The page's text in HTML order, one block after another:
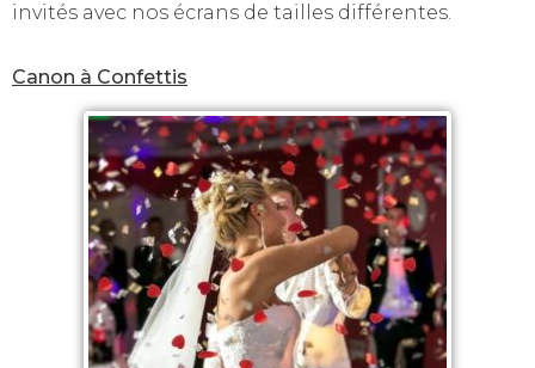
invités avec nos écrans de tailles différentes.
Canon à Confettis